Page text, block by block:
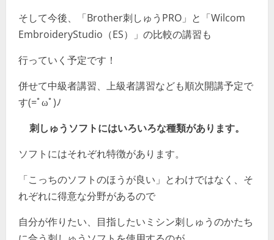
そして今後、「Brother刺しゅうPRO」と「Wilcom
EmbroideryStudio（ES）」の比較の講習も
行っていく予定です！
併せて中級者講習、上級者講習なども順次開講予定で
す(=ﾟωﾟ)ﾉ
刺しゅうソフトにはいろいろな種類があります。
ソフトにはそれぞれ特徴があります。
「こっちのソフトのほうが良い」とわけではなく、そ
れぞれに得意な分野があるので
自分が作りたい、目指したいミシン刺しゅうのかたち